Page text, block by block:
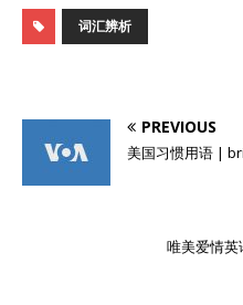
词汇辨析
PREVIOUS
美国习惯用语 |
唯美爱情英